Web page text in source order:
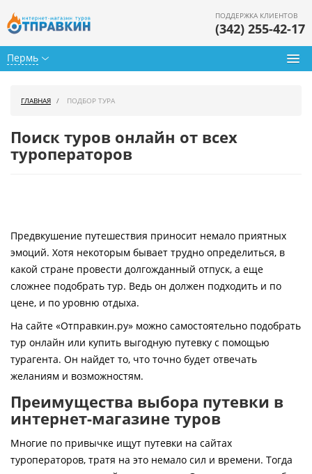
Пермь
ПОДДЕРЖКА КЛИЕНТОВ
(342) 255-42-17
Горящие туры
Страны
Как купить
Контакты
ГЛАВНАЯ ПОДБОР ТУРА
Поиск туров онлайн от всех
туроператоров
Предвкушение путешествия приносит немало приятных
эмоций. Хотя некоторым бывает трудно определиться, в
какой стране провести долгожданный отпуск, а еще
сложнее подобрать тур. Ведь он должен подходить и по
цене, и по уровню отдыха.
На сайте «Отправкин.ру» можно самостоятельно подобрать
тур онлайн или купить выгодную путевку с помощью
турагента. Он найдет то, что точно будет отвечать
желаниям и возможностям.
Преимущества выбора путевки в
интернет-магазине туров
Многие по привычке ищут путевки на сайтах
туроператоров, тратя на это немало сил и времени. Тогда